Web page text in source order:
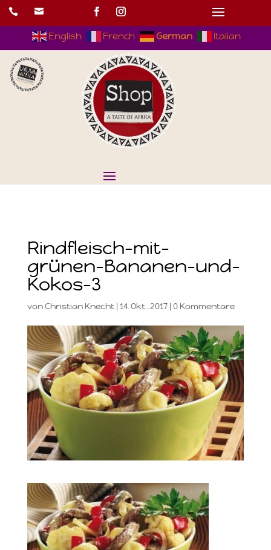
 
English French German Italian
Rindfleisch-mit-
grünen-Bananen-und-
Kokos-3
vonChristian Knecht| 14.Okt..2017| 0 Kommentare